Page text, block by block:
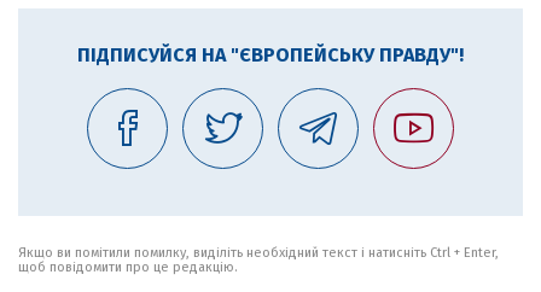
ПІДПИСУЙСЯ НА "ЄВРОПЕЙСЬКУ ПРАВДУ"!
Якщо ви помітили помилку, виділіть необхідний текст і натисніть Ctrl + Enter,
щоб повідомити про це редакцію.